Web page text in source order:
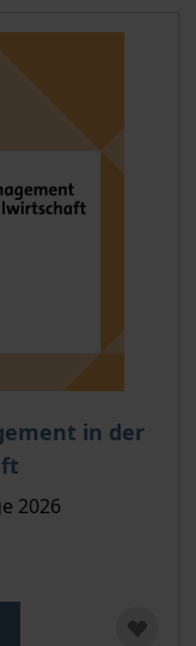
in der
richtet sich
2026